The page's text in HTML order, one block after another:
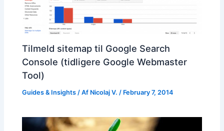
Tilmeld sitemap til Google Search
Console (tidligere Google Webmaster
Tool)
Guides & Insights / Af Nicolaj V. / February 7, 2014